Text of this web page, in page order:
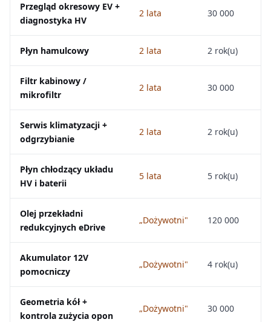
Przegląd okresowy EV +
diagnostyka HV
2 lata 30 000
Płyn hamulcowy 2 lata 2 rok(u)
Filtr kabinowy /
mikrofiltr
2 lata 30 000
Serwis klimatyzacji +
odgrzybianie
2 lata 2 rok(u)
Płyn chłodzący układu
HV i baterii
5 lata 5 rok(u)
Olej przekładni
redukcyjnych eDrive
„Dożywotni" 120 000
Akumulator 12V
pomocniczy
„Dożywotni" 4 rok(u)
Geometria kół +
kontrola zużycia opon
„Dożywotni" 30 000